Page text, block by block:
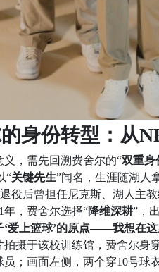
身份转型：从
，需先回溯费舍尔的“双重身
“关键先生”闻名，生涯随湖人
役后曾担任尼克斯、湖人主
年，费舍尔选择“降维深耕”，
‘爱上篮球’的原点——我想在
拍摄于该校训练馆，费舍尔身
员；画面左侧，两个穿10号